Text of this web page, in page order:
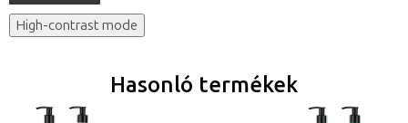
High-contrast mode
Hasonló termékek